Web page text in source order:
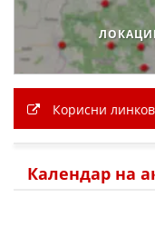
Корисни
Календар на